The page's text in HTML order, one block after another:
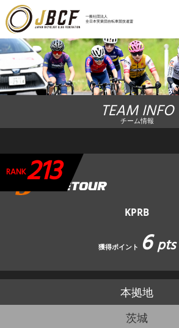
一般社団法人
全日本実業団自転車競技連盟
ニュース
レース日程
ランキング
競技ガイド
加盟・登録
エントリー
JBCF ROAD
TEAM INFO
チーム情報
KPRB
獲得ポイント 6pts
RANK213
本拠地
茨城